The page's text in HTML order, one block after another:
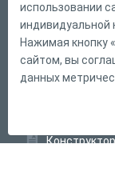
Русский
Справка
Форма
использовании
индивидуальной
Нажимая кнопку
сайтом, вы
данных